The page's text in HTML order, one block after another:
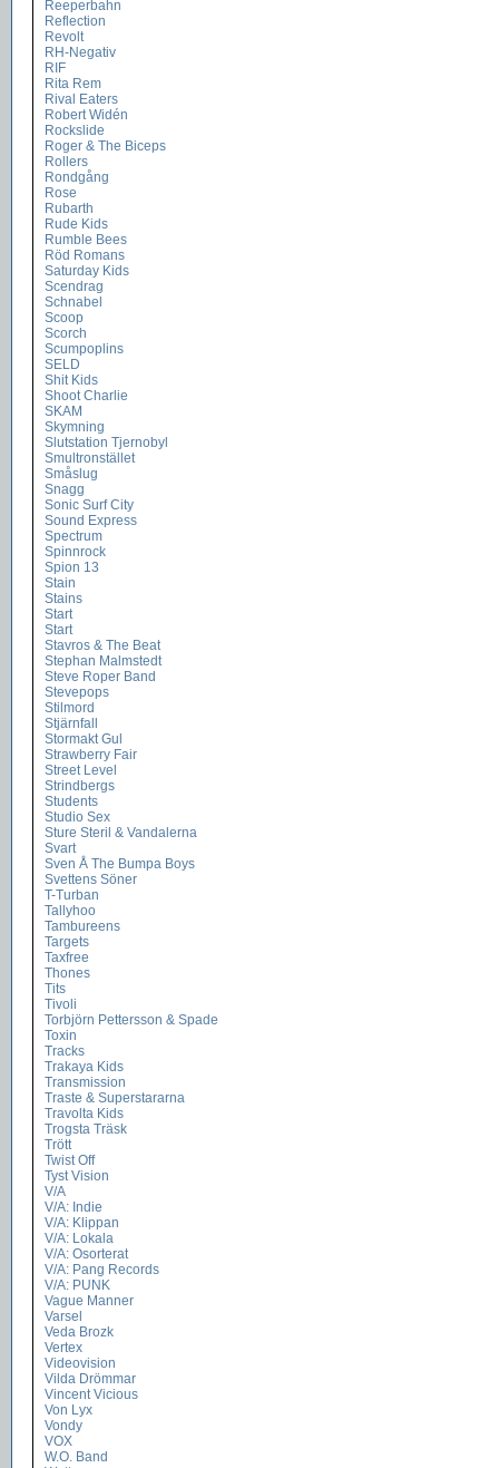
Reeperbahn
Reflection
Revolt
RH-Negativ
RIF
Rita Rem
Rival Eaters
Robert Widén
Rockslide
Roger & The Biceps
Rollers
Rondgång
Rose
Rubarth
Rude Kids
Rumble Bees
Röd Romans
Saturday Kids
Scendrag
Schnabel
Scoop
Scorch
Scumpoplins
SELD
Shit Kids
Shoot Charlie
SKAM
Skymning
Slutstation Tjernobyl
Smultronstället
Småslug
Snagg
Sonic Surf City
Sound Express
Spectrum
Spinnrock
Spion 13
Stain
Stains
Start
Start
Stavros & The Beat
Stephan Malmstedt
Steve Roper Band
Stevepops
Stilmord
Stjärnfall
Stormakt Gul
Strawberry Fair
Street Level
Strindbergs
Students
Studio Sex
Sture Steril & Vandalerna
Svart
Sven Å The Bumpa Boys
Svettens Söner
T-Turban
Tallyhoo
Tambureens
Targets
Taxfree
Thones
Tits
Tivoli
Torbjörn Pettersson & Spade
Toxin
Tracks
Trakaya Kids
Transmission
Traste & Superstararna
Travolta Kids
Trogsta Träsk
Trött
Twist Off
Tyst Vision
V/A
V/A: Indie
V/A: Klippan
V/A: Lokala
V/A: Osorterat
V/A: Pang Records
V/A: PUNK
Vague Manner
Varsel
Veda Brozk
Vertex
Videovision
Vilda Drömmar
Vincent Vicious
Von Lyx
Vondy
VOX
W.O. Band